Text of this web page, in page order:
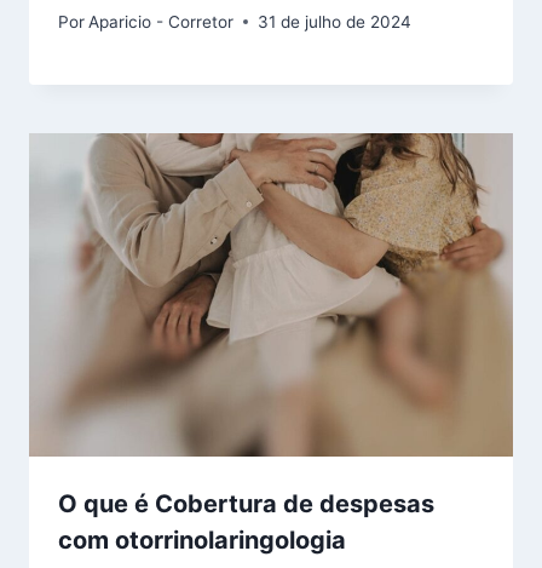
PorAparicio - Corretor 31 de julho de 2024
O que é Cobertura de despesas
com otorrinolaringologia